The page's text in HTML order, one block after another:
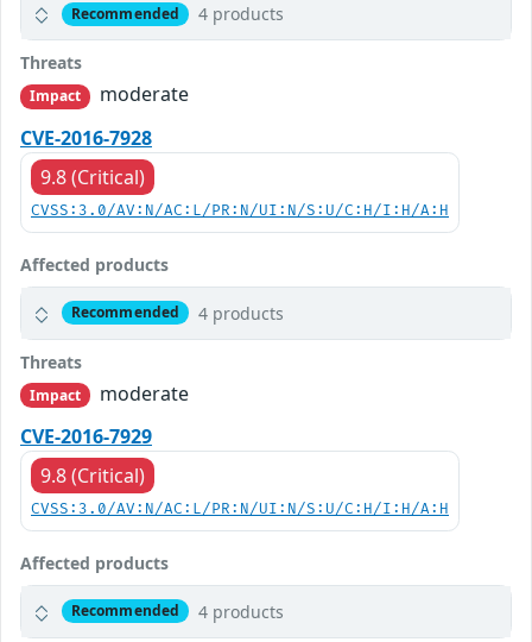
Recommended 4 products
Threats
Impact
moderate
CVE-2016-7928
9.8 (Critical)
CVSS:3.0/AV:N/AC:L/PR:N/UI:N/S:U/C:H/I:H/A:H
Affected products
Recommended 4 products
Threats
Impact
moderate
CVE-2016-7929
9.8 (Critical)
CVSS:3.0/AV:N/AC:L/PR:N/UI:N/S:U/C:H/I:H/A:H
Affected products
Recommended 4 products